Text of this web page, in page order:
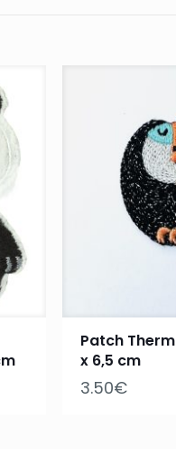
Patch
x 6,5 cm
3.50€